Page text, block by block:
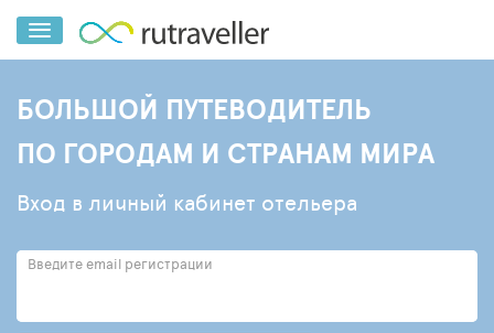
БОЛЬШОЙ ПУТЕВОДИТЕЛЬ
ПО ГОРОДАМ И СТРАНАМ МИРА
Вход в личный кабинет отельера
Введите email регистрации